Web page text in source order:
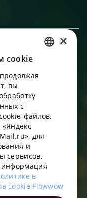
информационных
по размещению
товаров.
в реестр
машин и
«ФЛАУВАУ»
округ
помещ. 2/3.
ENGLISH
UKRAINIAN
PORTUGUESE
FRENCH
×
сookie
вы
с
файлов,
для
и
сервисов.
информация
в
cookie Flowwow